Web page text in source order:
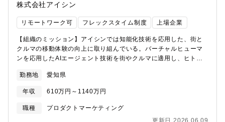
株式会社アイシン
リモートワーク可 フレックスタイム制度 上場企業
【組織のミッション】アイシンでは知能化技術を応用した、街と
クルマの移動体験の向上に取り組んでいる。バーチャルヒューマ
ンを応用したAIエージェント技術を街やクルマに適用し、ヒトと
スギ薬局、東京都港区役所等に採用頂いている世界でトップクラ
スのリアルなAIエージェント”Saya/KAIBA”を開発中。Woven
Cityでも今年４月から案内エージェントを開始し、今後は記憶機
能を搭載し、ヒトとAIがトモダチになる世界の構築を目指す。街
勤務地 愛知県
年収 610万円～1140万円
職種
プロダクトマーケティング
更新日 2026.06.09